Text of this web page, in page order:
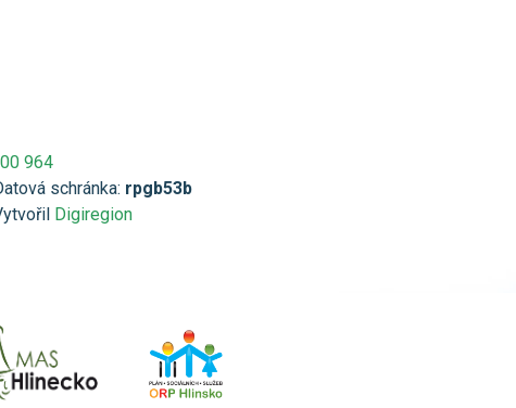
964
schránka: rpgb53b
Digiregion